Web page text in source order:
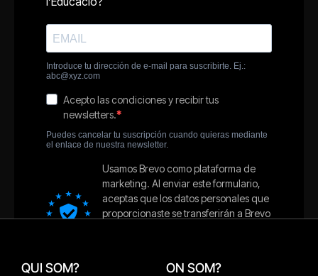
QUI SOM? ON SOM?